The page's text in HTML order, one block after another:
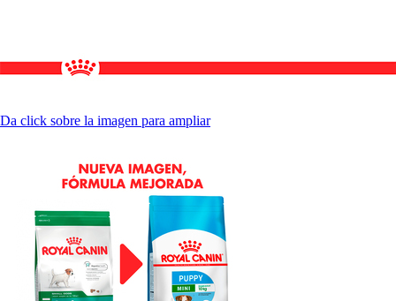
Da click sobre la imagen para ampliar